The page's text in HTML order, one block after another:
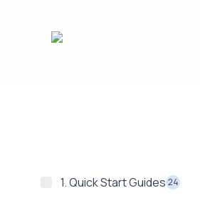
1. Quick Start Guides 24